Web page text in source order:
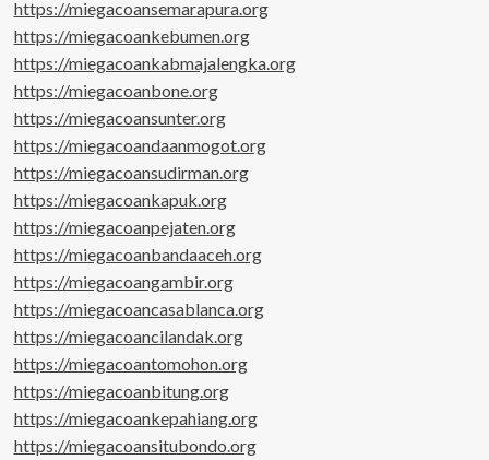
https://miegacoansemarapura.org
https://miegacoankebumen.org
https://miegacoankabmajalengka.org
https://miegacoanbone.org
https://miegacoansunter.org
https://miegacoandaanmogot.org
https://miegacoansudirman.org
https://miegacoankapuk.org
https://miegacoanpejaten.org
https://miegacoanbandaaceh.org
https://miegacoangambir.org
https://miegacoancasablanca.org
https://miegacoancilandak.org
https://miegacoantomohon.org
https://miegacoanbitung.org
https://miegacoankepahiang.org
https://miegacoansitubondo.org